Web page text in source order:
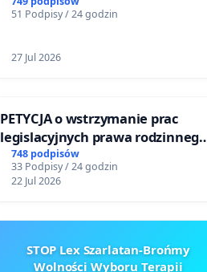
51 Podpisy / 24 godzin
27 Jul 2026
PETYCJA o wstrzymanie prac
legislacyjnych prawa rodzinnego
narażających ofiary przemocy
748 podpisów
33 Podpisy / 24 godzin
22 Jul 2026
STOP Lex Szarlatan-Brońmy
Wolności Wyboru Terapii